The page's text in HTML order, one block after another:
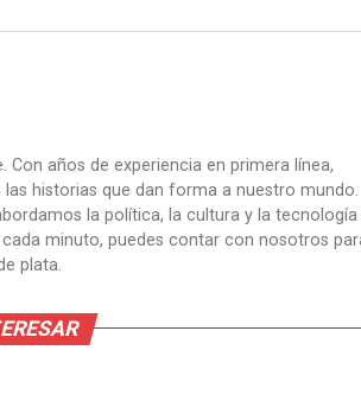
años de experiencia en primera línea,
historias que dan forma a nuestro mundo.
la política, la cultura y la
minuto, puedes contar con nosotros
plata.